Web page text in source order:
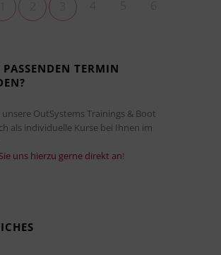
TERMIN
OutSystems Trainings & Boot
als individuelle Kurse bei Ihnen im
uns hierzu gerne direkt an!